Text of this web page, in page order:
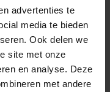
advertenties te
media te bieden
Ook delen we
site met onze
en analyse. Deze
met andere